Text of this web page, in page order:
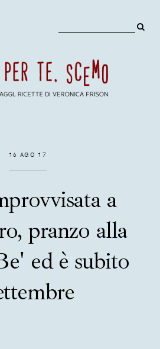
16 AGO 17
a
pranzo alla
ed è subito